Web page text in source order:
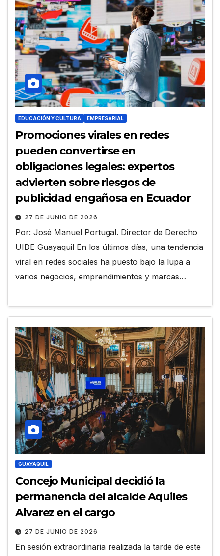
EDUCACIÓN Y CULTURA EMPRESARIAL
Promociones virales en redes
pueden convertirse en
obligaciones legales: expertos
advierten sobre riesgos de
publicidad engañosa en Ecuador
27 DE JUNIO DE 2026
Por: José Manuel Portugal. Director de Derecho
UIDE Guayaquil En los últimos días, una tendencia
viral en redes sociales ha puesto bajo la lupa a
varios negocios, emprendimientos y marcas…
GUAYAQUIL
Concejo Municipal decidió la
permanencia del alcalde Aquiles
Alvarez en el cargo
27 DE JUNIO DE 2026
En sesión extraordinaria realizada la tarde de este